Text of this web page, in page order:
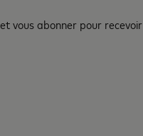
et vous abonner pour recevoir